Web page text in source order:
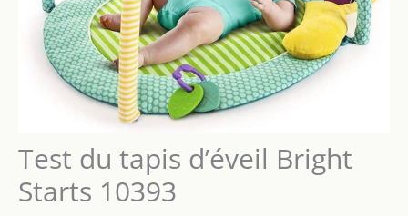
Test du tapis d’éveil Bright
Starts 10393